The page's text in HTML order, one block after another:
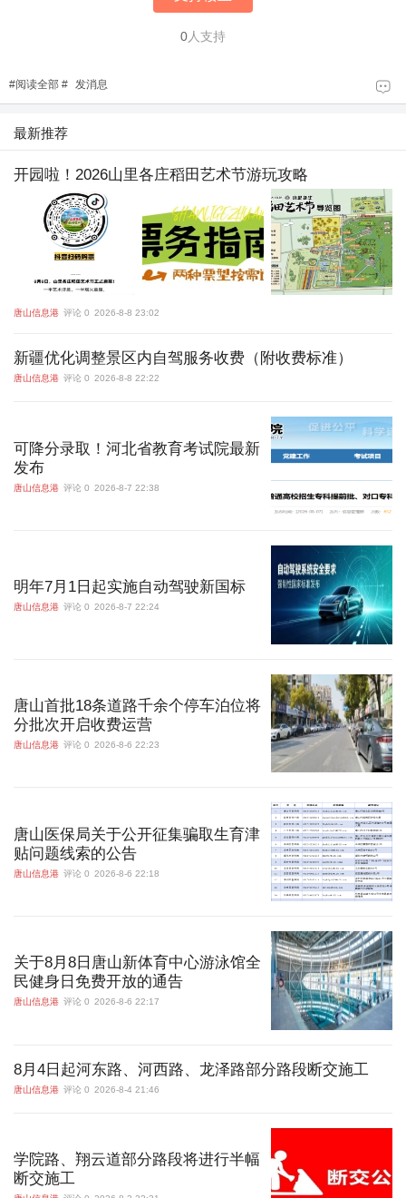
0人支持
#阅读全部 # 发消息
最新推荐
开园啦！2026山里各庄稻田艺术节游玩攻略
唐山信息港 评论 0 2026-8-8 23:02
新疆优化调整景区内自驾服务收费（附收费标准）
唐山信息港 评论 0 2026-8-8 22:22
可降分录取！河北省教育考试院最新
发布
唐山信息港 评论 0 2026-8-7 22:38
明年7月1日起实施自动驾驶新国标
唐山信息港 评论 0 2026-8-7 22:24
唐山首批18条道路千余个停车泊位将
分批次开启收费运营
唐山信息港 评论 0 2026-8-6 22:23
唐山医保局关于公开征集骗取生育津
贴问题线索的公告
唐山信息港 评论 0 2026-8-6 22:18
关于8月8日唐山新体育中心游泳馆全
民健身日免费开放的通告
唐山信息港 评论 0 2026-8-6 22:17
8月4日起河东路、河西路、龙泽路部分路段断交施工
唐山信息港 评论 0 2026-8-4 21:46
学院路、翔云道部分路段将进行半幅
断交施工